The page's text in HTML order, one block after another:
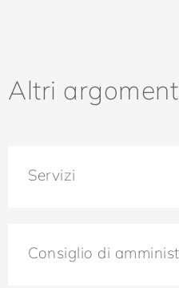
Altri
Servizi
Consiglio di